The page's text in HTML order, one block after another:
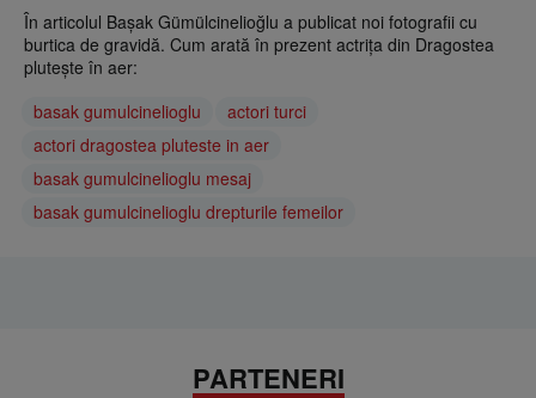
În articolul Başak Gümülcinelioğlu a publicat noi fotografii cu
burtica de gravidă. Cum arată în prezent actrița din Dragostea
plutește în aer:
basak gumulcinelioglu
actori turci
actori dragostea pluteste in aer
basak gumulcinelioglu mesaj
basak gumulcinelioglu drepturile femeilor
PARTENERI